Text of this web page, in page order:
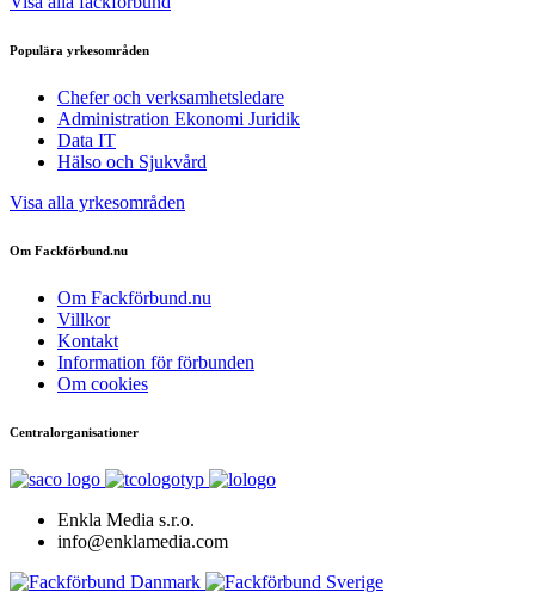
Populära yrkesområden
Chefer och verksamhetsledare
Administration Ekonomi Juridik
Data IT
Hälso och Sjukvård
Visa alla yrkesområden
Om Fackförbund.nu
Om Fackförbund.nu
Villkor
Kontakt
Information för förbunden
Om cookies
Centralorganisationer
Enkla Media s.r.o.
info@enklamedia.com